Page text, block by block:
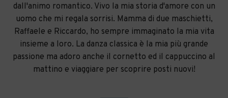
dall'animo romantico. Vivo la mia storia d'amore con un
uomo che mi regala sorrisi. Mamma di due maschietti,
Raffaele e Riccardo, ho sempre immaginato la mia vita
insieme a loro. La danza classica è la mia più grande
passione ma adoro anche il cornetto ed il cappuccino al
mattino e viaggiare per scoprire posti nuovi!